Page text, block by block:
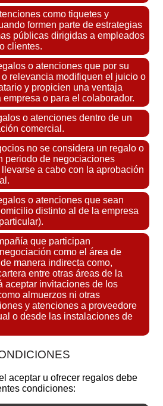
como tiquetes y
formen parte de estrategias
públicas dirigidas a empleados
clientes.
o atenciones que por su
relevancia modifiquen el juicio o
y propicien una ventaja
o para el colaborador.
o atenciones dentro de un
comercial.
no se considera un regalo o
periodo de negociaciones
a cabo con la aprobación
o atenciones que sean
distinto al de la empresa
que participan
como el área de
manera indirecta como,
entre otras áreas de la
aceptar invitaciones de los
almuerzos ni otras
y atenciones a proveedore
o desde las instalaciones de
aceptar u ofrecer regalos debe
condiciones: